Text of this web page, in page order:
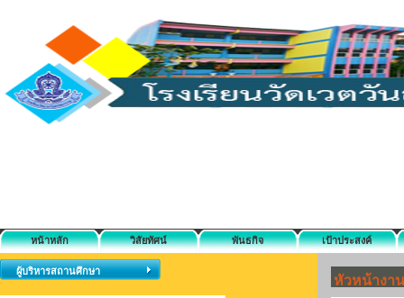
หน้าหลัก วิสัยทัศน์ พันธกิจ เป้าประสงค์
ผู้บริหารสถานศึกษา
หัวหน้างา